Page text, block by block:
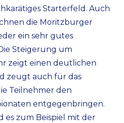
Starterfeld. Auch
die Moritzburger
ein sehr gutes
Steigerung um
zeigt einen deutlichen
zeugt auch für das
Teilnehmer den
entgegenbringen.
es zum Beispiel mit der